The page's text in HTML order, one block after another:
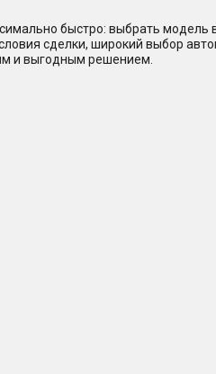
быстро: выбрать модель в
сделки, широкий выбор
и выгодным решением.